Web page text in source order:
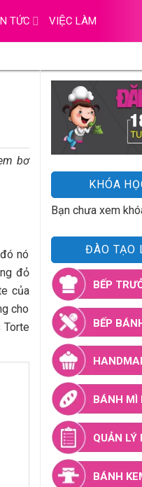
TỨC VIỆC LÀM
bơ
nó
đỏ
của
cho
KHÓA
Bạn chưa xem
ĐÀO TẠO
BẾP
BẾP
BÁNH MÌ
QUẢN LÝ
BÁNH